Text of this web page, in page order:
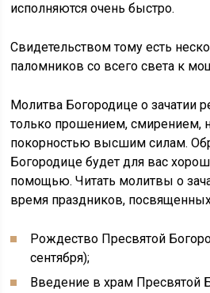
исполняются очень быстро.
Свидетельством тому есть
паломников со всего света к
Молитва Богородице о зачатии
только прошением, смирением,
покорностью высшим силам.
Богородице будет для вас
помощью. Читать молитвы о
время праздников,
Рождество Пресвятой
сентября);
Введение в храм Пресвятой